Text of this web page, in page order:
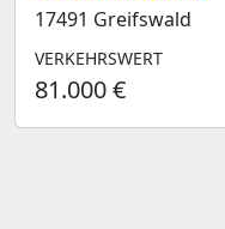
17491 Greifswald
VERKEHRSWERT
81.000 €